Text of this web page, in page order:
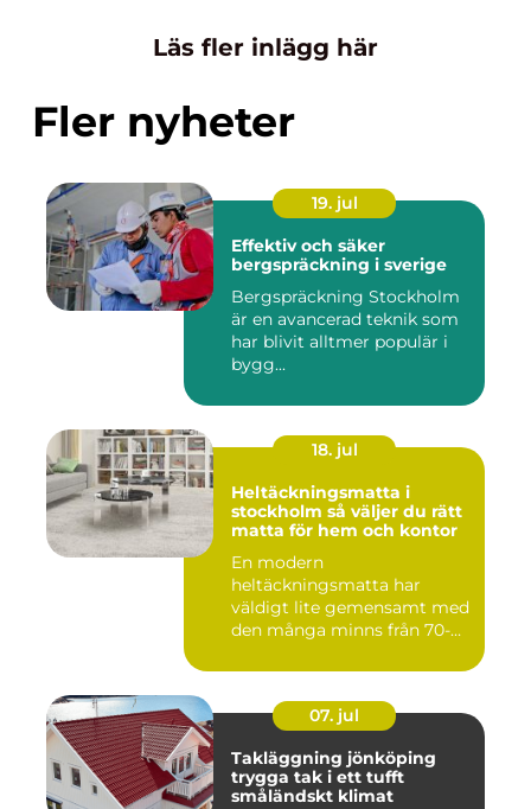
Läs fler inlägg här
Fler nyheter
19. jul
Effektiv och säker
bergspräckning i sverige
Bergspräckning Stockholm
är en avancerad teknik som
har blivit alltmer populär i
bygg...
18. jul
Heltäckningsmatta i
stockholm så väljer du rätt
matta för hem och kontor
En modern
heltäckningsmatta har
väldigt lite gemensamt med
den många minns från 70-
07. jul
Takläggning jönköping
trygga tak i ett tufft
småländskt klimat